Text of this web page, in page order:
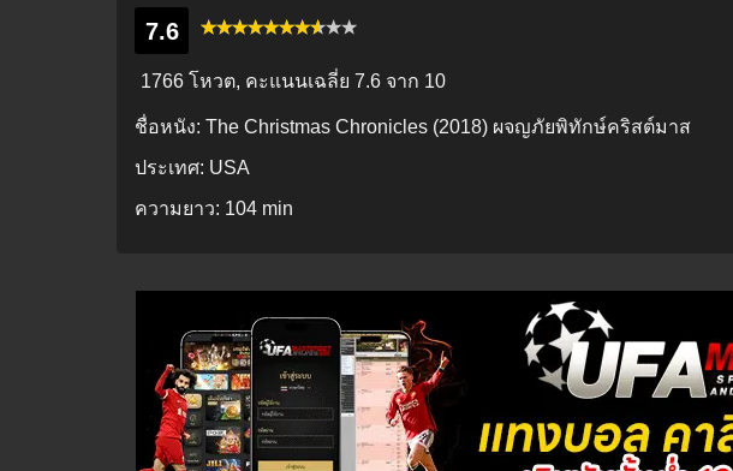
7.6
1766 โหวต, คะแนนเฉลี่ย 7.6 จาก 10
ชื่อหนัง: The Christmas Chronicles (2018) ผจญภัยพิทักษ์คริสต์มาส
ประเทศ: USA
ความยาว: 104 min